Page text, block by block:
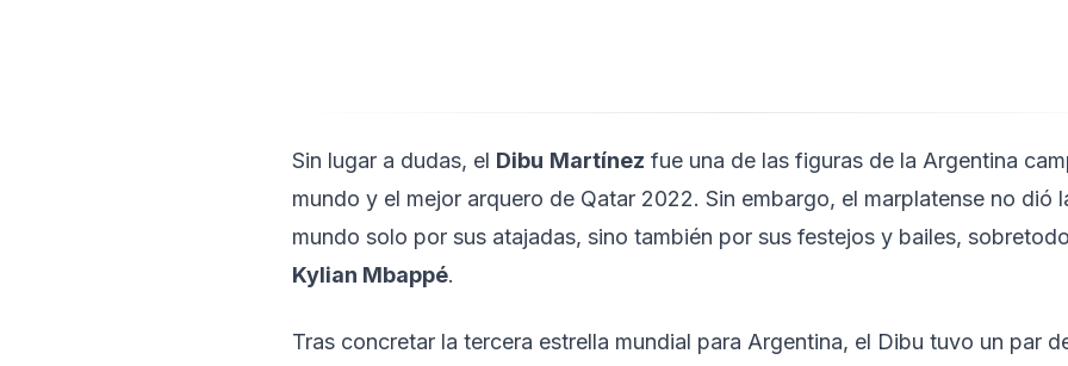
Sin lugar a dudas, el Dibu Martínez fue una de las figuras de la Argentina
mundo y el mejor arquero de Qatar 2022. Sin embargo, el marplatense no dió
mundo solo por sus atajadas, sino también por sus festejos y bailes,
Kylian Mbappé.
Tras concretar la tercera estrella mundial para Argentina, el Dibu tuvo un par